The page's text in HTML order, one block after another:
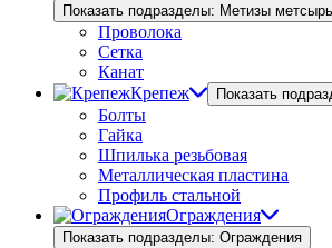
Показать подразделы: Метизы
Проволока
Сетка
Канат
Крепеж
Показать
Болты
Гайка
Шпилька резьбовая
Металлическая пластина
Профиль стальной
Ограждения
Показать подразделы: Ограждения